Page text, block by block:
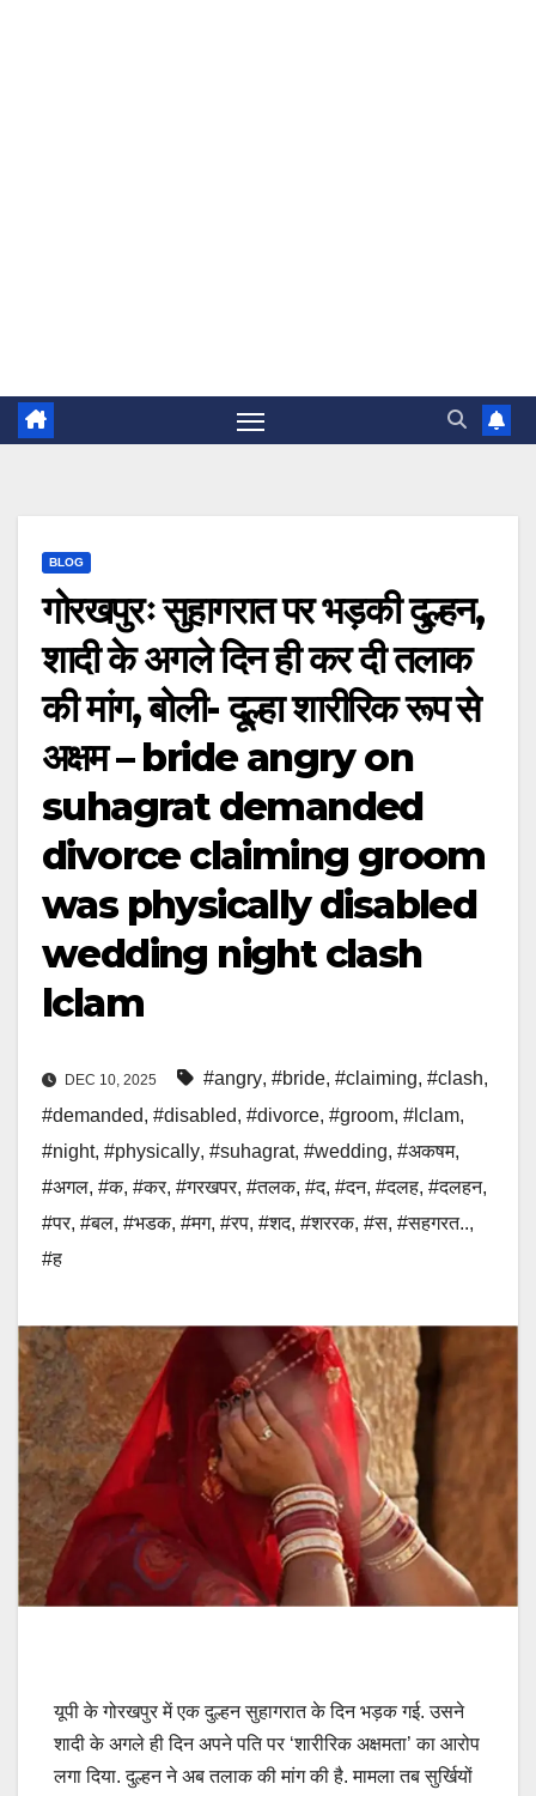
BLOG
गोरखपुरः सुहागरात पर भड़की दुल्हन,
शादी के अगले दिन ही कर दी तलाक
की मांग, बोली- दूल्हा शारीरिक रूप से
अक्षम – bride angry on
suhagrat demanded
divorce claiming groom
was physically disabled
wedding night clash
lclam
DEC 10, 2025 #angry, #bride, #claiming, #clash,
#demanded, #disabled, #divorce, #groom, #lclam,
#night, #physically, #suhagrat, #wedding, #अकषम,
#अगल, #क, #कर, #गरखपर, #तलक, #द, #दन, #दलह, #दलहन,
#पर, #बल, #भडक, #मग, #रप, #शद, #शररक, #स, #सहगरत..,
#ह
यूपी के गोरखपुर में एक दुल्हन सुहागरात के दिन भड़क गई. उसने
शादी के अगले ही दिन अपने पति पर ‘शारीरिक अक्षमता’ का आरोप
लगा दिया. दुल्हन ने अब तलाक की मांग की है. मामला तब सुर्खियों